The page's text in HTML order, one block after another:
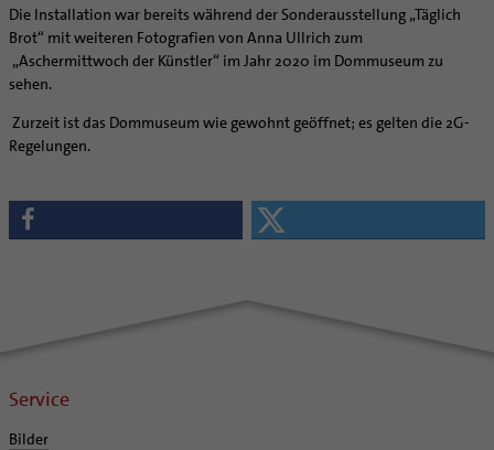
Die Installation war bereits während der Sonderausstellung „Täglich
Brot“ mit weiteren Fotografien von Anna Ullrich zum
„Aschermittwoch der Künstler“ im Jahr 2020 im Dommuseum zu
sehen.
Zurzeit ist das Dommuseum wie gewohnt geöffnet; es gelten die 2G-
Regelungen.
Service
Bilder